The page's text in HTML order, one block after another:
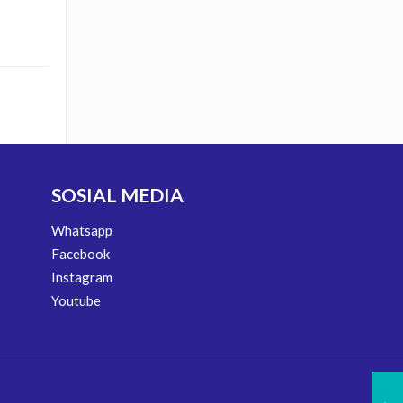
SOSIAL MEDIA
Whatsapp
Facebook
Instagram
Youtube